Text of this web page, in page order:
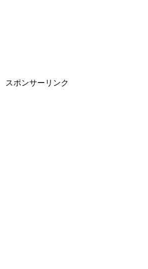
スポンサーリンク